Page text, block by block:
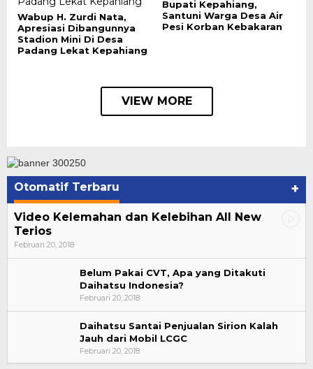
Wabup H. Zurdi Nata,
Apresiasi Dibangunnya
Stadion Mini Di Desa
Padang Lekat Kepahiang
Bupati Kepahiang,
Santuni Warga Desa Air
Pesi Korban Kebakaran
VIEW MORE
Otomatif Terbaru +
Video Kelemahan dan Kelebihan All New
Terios
Februari 20, 2018
Belum Pakai CVT, Apa yang Ditakuti
Daihatsu Indonesia?
Februari 20, 2018
Daihatsu Santai Penjualan Sirion Kalah
Jauh dari Mobil LCGC
Februari 20, 2018
Suharto Dipercaya Jadi Dewan Pengawas PP
PBSI 2020-2024